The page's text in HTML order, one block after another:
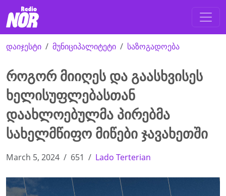
დაიჯესტი მუნიციპალიტეტი საზოგადოება
როგორ მიიღეს და გაასხვისეს
ხელისუფლებასთან
დაახლოებულმა პირებმა
სახელმწიფო მიწები ჯავახეთში
March 5, 2024 651 Lado Terterian